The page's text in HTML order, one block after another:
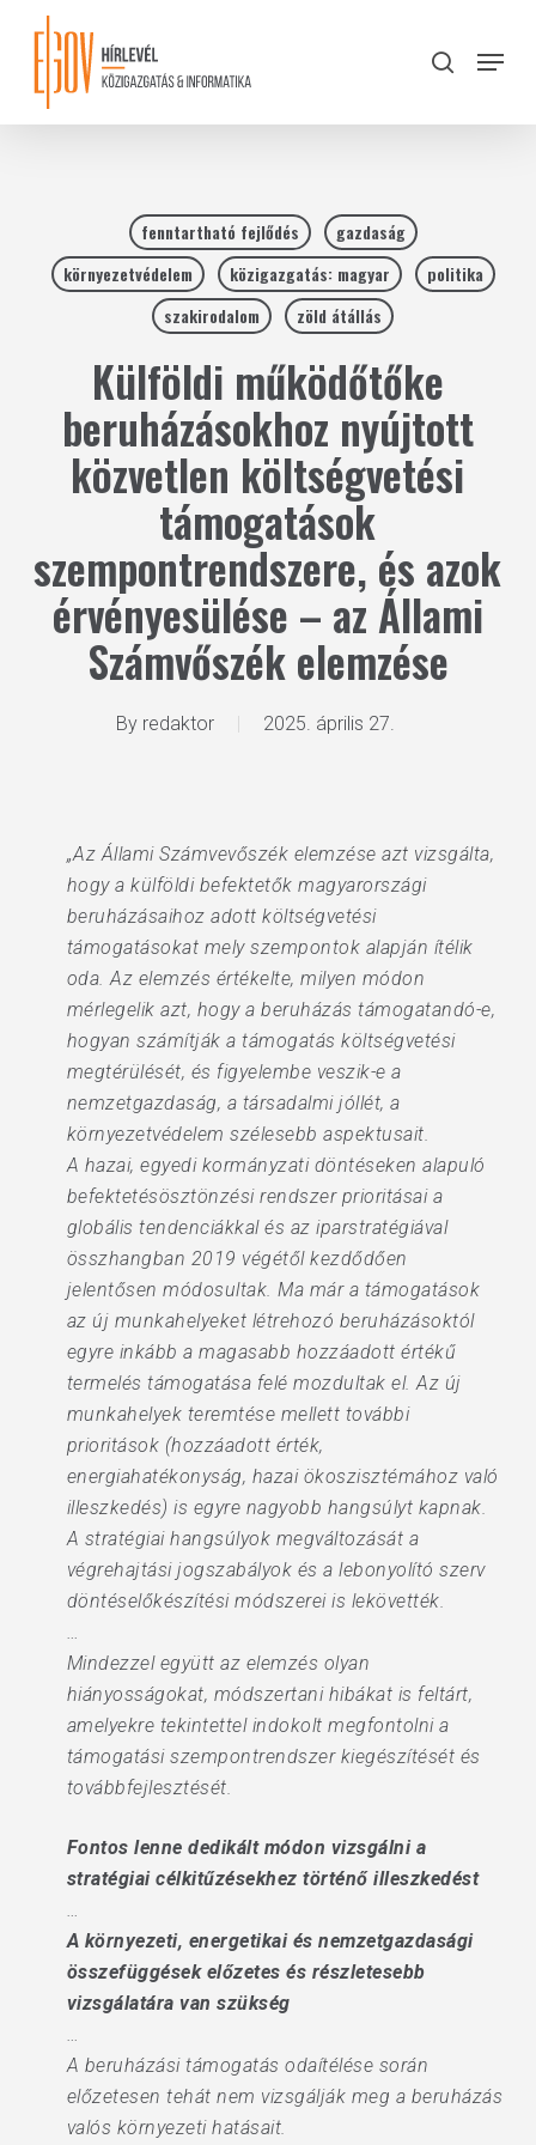
content
search
Menu
fenntartható fejlődés
gazdaság
környezetvédelem
közigazgatás: magyar
politika
szakirodalom
zöld átállás
Külföldi működőtőke
beruházásokhoz nyújtott
közvetlen költségvetési
támogatások
szempontrendszere, és azok
érvényesülése – az Állami
Számvőszék elemzése
By redaktor 2025. április 27.
„Az Állami Számvevőszék elemzése azt vizsgálta,
hogy a külföldi befektetők magyarországi
beruházásaihoz adott költségvetési
támogatásokat mely szempontok alapján ítélik
oda. Az elemzés értékelte, milyen módon
mérlegelik azt, hogy a beruházás támogatandó-e,
hogyan számítják a támogatás költségvetési
megtérülését, és figyelembe veszik-e a
nemzetgazdaság, a társadalmi jóllét, a
környezetvédelem szélesebb aspektusait.
A hazai, egyedi kormányzati döntéseken alapuló
befektetésösztönzési rendszer prioritásai a
globális tendenciákkal és az iparstratégiával
összhangban 2019 végétől kezdődően
jelentősen módosultak. Ma már a támogatások
az új munkahelyeket létrehozó beruházásoktól
egyre inkább a magasabb hozzáadott értékű
termelés támogatása felé mozdultak el. Az új
munkahelyek teremtése mellett további
prioritások (hozzáadott érték,
energiahatékonyság, hazai ökoszisztémához való
illeszkedés) is egyre nagyobb hangsúlyt kapnak.
A stratégiai hangsúlyok megváltozását a
végrehajtási jogszabályok és a lebonyolító szerv
döntéselőkészítési módszerei is lekövették.
…
Mindezzel együtt az elemzés olyan
hiányosságokat, módszertani hibákat is feltárt,
amelyekre tekintettel indokolt megfontolni a
támogatási szempontrendszer kiegészítését és
továbbfejlesztését.
Fontos lenne dedikált módon vizsgálni a
stratégiai célkitűzésekhez történő illeszkedést
…
A környezeti, energetikai és nemzetgazdasági
összefüggések előzetes és részletesebb
vizsgálatára van szükség
…
A beruházási támogatás odaítélése során
előzetesen tehát nem vizsgálják meg a beruházás
valós környezeti hatásait.
Close